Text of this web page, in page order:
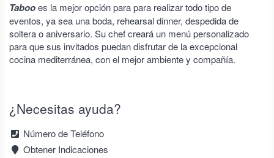
Tabooes la mejor opción para para realizar todo tipo de
eventos, ya sea una boda, rehearsal dinner, despedida de
soltera o aniversario. Su chef creará un menú personalizado
para que sus invitados puedan disfrutar de la excepcional
cocina mediterránea, con el mejor ambiente y compañía.
¿Necesitas ayuda?
Número de Teléfono
Obtener Indicaciones